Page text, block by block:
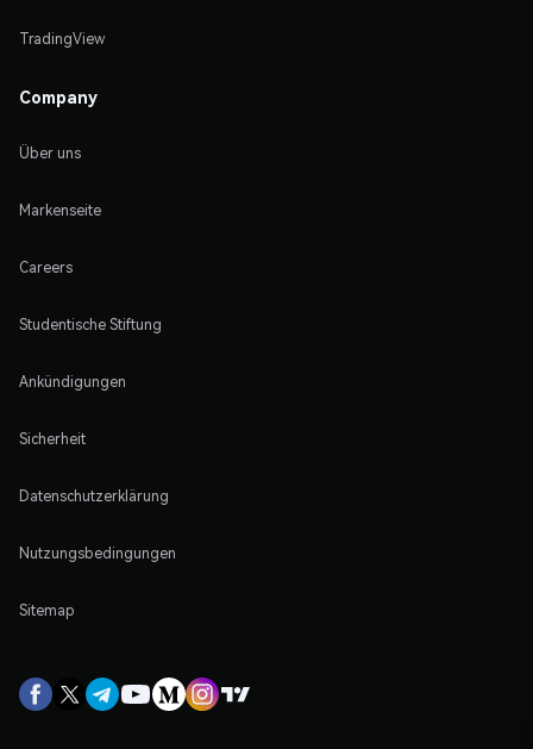
TradingView
Company
Über uns
Markenseite
Careers
Studentische Stiftung
Ankündigungen
Sicherheit
Datenschutzerklärung
Nutzungsbedingungen
Sitemap